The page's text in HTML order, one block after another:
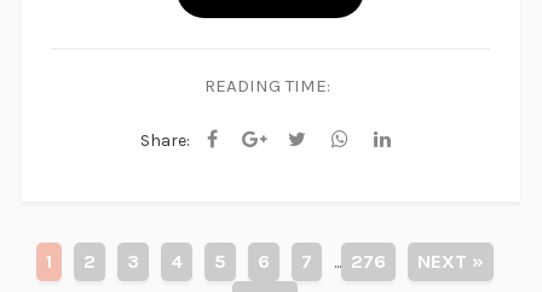
READING TIME:
Share:
1 2 3 4 5 6 7 ... 276
NEXT »